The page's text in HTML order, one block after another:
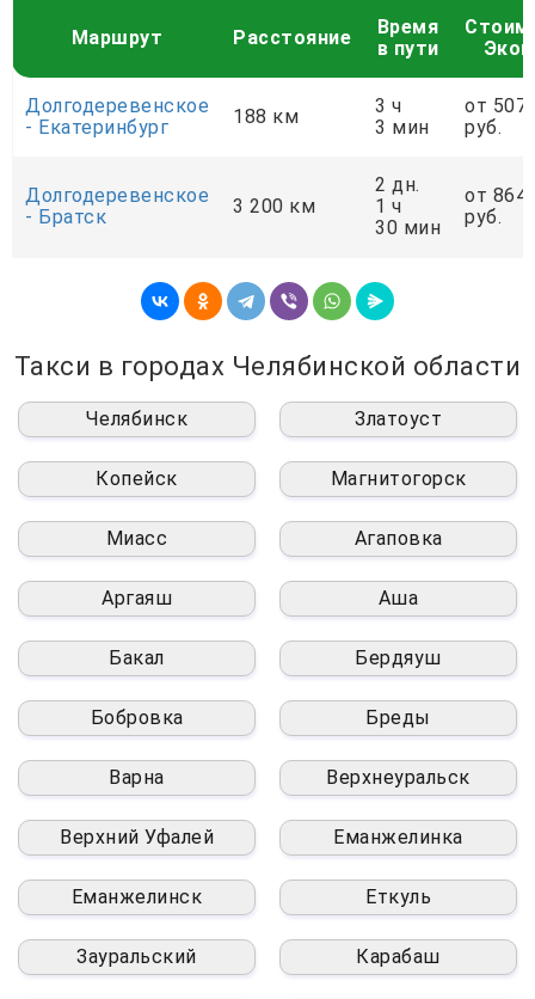
Маршрут Расстояние
Время
в пути
Долгодеревенское
- Екатеринбург
188 км
3 ч
3 мин
от
руб.
Долгодеревенское
- Братск
3 200 км
2 дн.
1 ч
30 мин
от
руб.
Такси в городах Челябинской области
Челябинск Златоуст
Копейск Магнитогорск
Миасс Агаповка
Аргаяш Аша
Бакал Бердяуш
Бобровка Бреды
Варна Верхнеуральск
Верхний Уфалей Еманжелинка
Еманжелинск Еткуль
Зауральский Карабаш